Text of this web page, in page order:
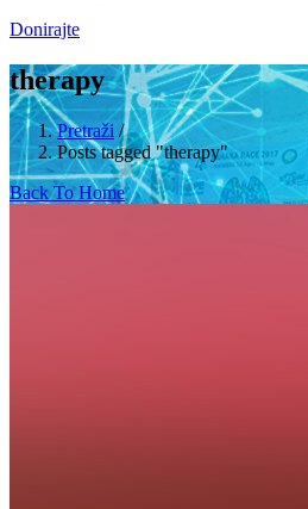
Donirajte
therapy
Pretraži /
Posts tagged "therapy"
Back To Home